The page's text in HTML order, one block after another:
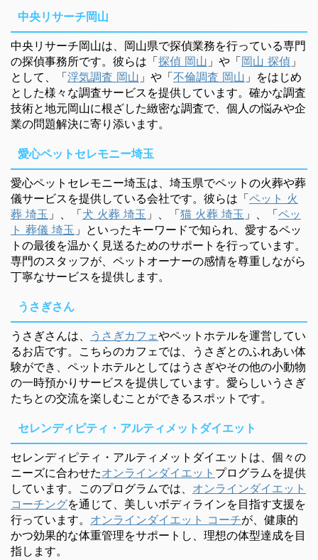
中央リサーチ岡山
中央リサーチ岡山は、岡山県で探偵業務を行っている専門
の探偵事務所です。彼らは「探偵 岡山 」や「岡山 探偵 」
として、「浮気調査 岡山 」や「不倫調査 岡山 」をはじめ
とした様々な調査サービスを提供しています。確かな調査
技術と地元岡山に根ざした緻密な調査で、個人の悩みや企
業の問題解決に寄り添います。
愛心ペットセレモニー埼玉
愛心ペットセレモニー埼玉は、埼玉県でペットの火葬や葬
儀サービスを提供している会社です。彼らは「ペット 火
葬 埼玉 」、「犬 火葬 埼玉 」、「猫 火葬 埼玉 」、「ペッ
ト 葬儀 埼玉 」といったキーワードで知られ、愛するペッ
トの最後を温かく見送るためのサポートを行っています。
専門のスタッフが、ペットオーナーの感情を尊重しながら
丁寧なサービスを提供します。
うさぎさん
うさぎさんは、 うさぎカフェやペットホテルを運営してい
るお店です。こちらのカフェでは、うさぎとのふれあい体
験ができ、ペットホテルとしてはうさぎやその他の小動物
の一時預かりサービスを提供しています。愛らしいうさぎ
たちとの交流を楽しむことができるスポットです。
セレンディピティ・アルティメットダイエット
セレンディピティ・アルティメットダイエットは、個々の
ニーズに合わせたオンラインダイエット プログラムを提供
しています。このプログラムでは、 オンラインダイエット
コーチングを通じて、美しいボディラインを目指す支援を
行っています。 オンラインダイエット コーチが、健康的
かつ効果的な体重管理をサポートし、理想の体型達成を目
指します。